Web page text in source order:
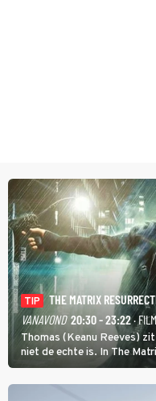
TIP
THE MATRIX
VANAVOND 20:30 - 23:22· FILM
Thomas (Keanu Reeves)
niet de echte is. In The
proberen uit deze